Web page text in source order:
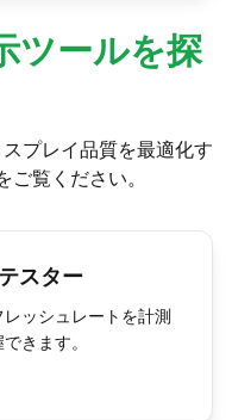
のオーバーレイを
ツールを探
プレイ品質を最適化す
ご覧ください。
スター
ッシュレートを計測
きます。